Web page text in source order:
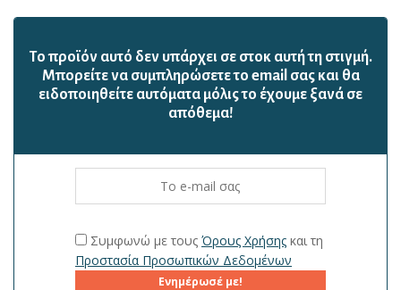
Το προϊόν αυτό δεν υπάρχει σε στοκ αυτή τη στιγμή.
Mπορείτε να συμπληρώσετε το email σας και θα
ειδοποιηθείτε αυτόματα μόλις το έχουμε ξανά σε
απόθεμα!
Συμφωνώ με τουςΌρους Χρήσης και τη
Προστασία Προσωπικών Δεδομένων
Ενημέρωσέ με!